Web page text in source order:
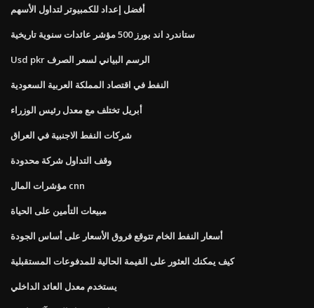
أفضل إعداد للكمبيوتر لتداول الأسهم
ستاندرد اند بورز 500 مؤشر عائدات سنوية تاريخية
Usd pkr الرسم البياني لسعر الصرف
النفط في اقتصاد المملكة العربية السعودية
أبريل تختلف مع معدل رئيس الوزراء
شركات النفط الاجنبية في العراق
وقف التداول شركة محدودة
مؤشرات المال cnn
مبيعات التأمين على الحياة
أسعار النفط الخام تتوقع فروق الأسعار على أساس الجودة
كيف يمكنك العثور على القيمة الحالية للمدفوعات المستقبلية
يستخدم معدل العائد الداخلي